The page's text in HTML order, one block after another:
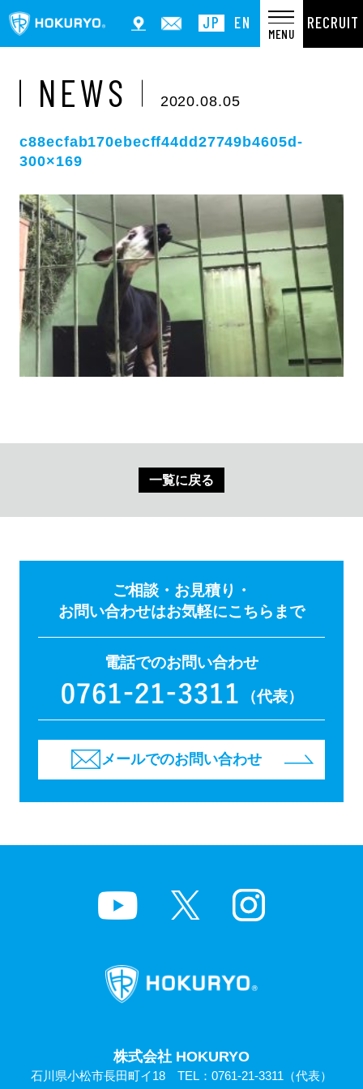
JP EN
MENU
RECRUIT
NEWS 2020.08.05
c88ecfab170ebecff44dd27749b4605d-
300×169
一覧に戻る
ご相談・お見積り・
お問い合わせはお気軽にこちらまで
電話でのお問い合わせ
（代表）
メールでのお問い合わせ
株式会社 HOKURYO
石川県小松市長田町イ18 TEL： 0761-21-3311 （代表）